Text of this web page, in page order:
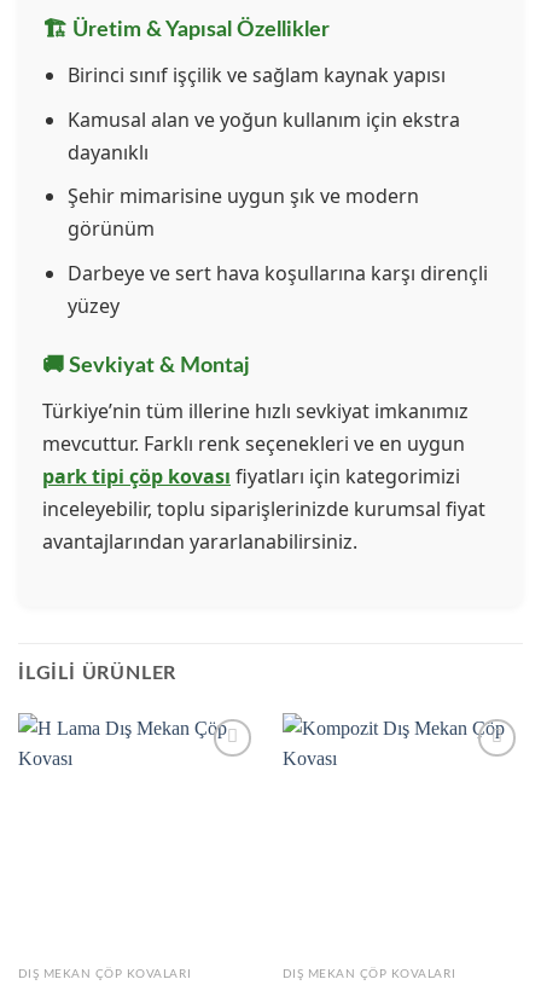
🏗️ Üretim & Yapısal Özellikler
Birinci sınıf işçilik ve sağlam kaynak yapısı
Kamusal alan ve yoğun kullanım için ekstra
dayanıklı
Şehir mimarisine uygun şık ve modern
görünüm
Darbeye ve sert hava koşullarına karşı dirençli
yüzey
🚚 Sevkiyat & Montaj
Türkiye’nin tüm illerine hızlı sevkiyat imkanımız
mevcuttur. Farklı renk seçenekleri ve en uygun
park tipi çöp kovası fiyatları için kategorimizi
inceleyebilir, toplu siparişlerinizde kurumsal fiyat
avantajlarından yararlanabilirsiniz.
İLGILI ÜRÜNLER
DIŞ MEKAN ÇÖP KOVALARI DIŞ MEKAN ÇÖP KOVALARI